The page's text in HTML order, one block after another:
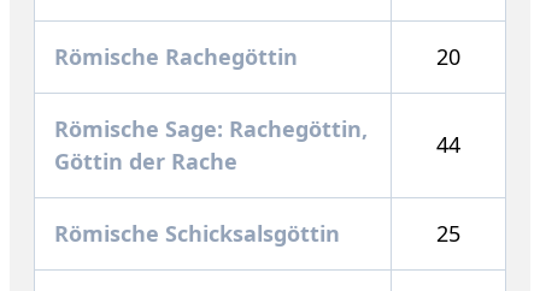
Römische Rachegöttin 20
Römische Sage: Rachegöttin,
Göttin der Rache
44
Römische Schicksalsgöttin 25